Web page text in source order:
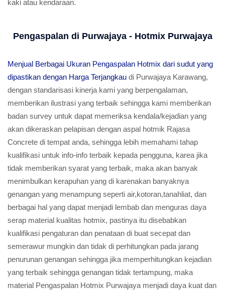
kaki atau kendaraan.
Pengaspalan di Purwajaya - Hotmix Purwajaya
Menjual Berbagai Ukuran Pengaspalan Hotmix dari sudut yang
dipastikan dengan Harga Terjangkau di Purwajaya Karawang,
dengan standarisasi kinerja kami yang berpengalaman,
memberikan ilustrasi yang terbaik sehingga kami memberikan
badan survey untuk dapat memeriksa kendala/kejadian yang
akan dikeraskan pelapisan dengan aspal hotmik Rajasa
Concrete di tempat anda, sehingga lebih memahami tahap
kualifikasi untuk info-info terbaik kepada pengguna, karea jika
tidak memberikan syarat yang terbaik, maka akan banyak
menimbulkan kerapuhan yang di karenakan banyaknya
genangan yang menampung seperti air,kotoran,tanahliat, dan
berbagai hal yang dapat menjadi lembab dan menguras daya
serap material kualitas hotmix, pastinya itu disebabkan
kualifikasi pengaturan dan penataan di buat secepat dan
semerawur mungkin dan tidak di perhitungkan pada jarang
penurunan genangan sehingga jika memperhitungkan kejadian
yang terbaik sehingga genangan tidak tertampung, maka
material Pengaspalan Hotmix Purwajaya menjadi daya kuat dan